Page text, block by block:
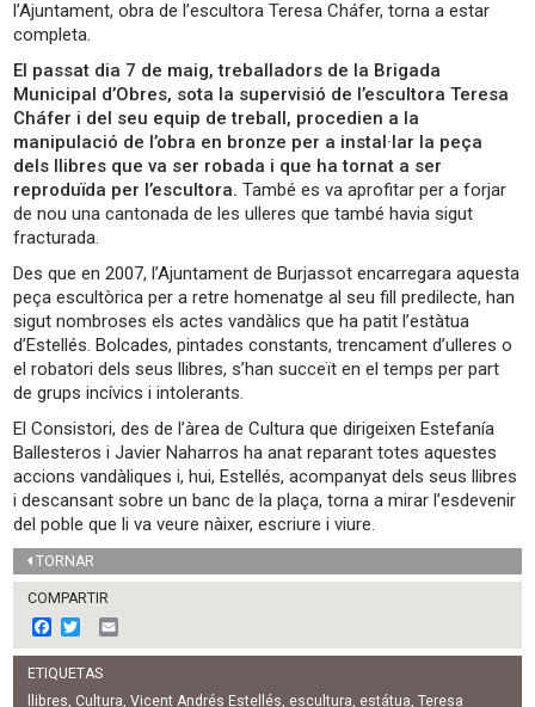
l’Ajuntament, obra de l’escultora Teresa Cháfer, torna a estar
completa.
El passat dia 7 de maig, treballadors de la Brigada
Municipal d’Obres, sota la supervisió de l’escultora Teresa
Cháfer i del seu equip de treball, procedien a la
manipulació de l’obra en bronze per a instal·lar la peça
dels llibres que va ser robada i que ha tornat a ser
reproduïda per l’escultora. També es va aprofitar per a forjar
de nou una cantonada de les ulleres que també havia sigut
fracturada.
Des que en 2007, l’Ajuntament de Burjassot encarregara aquesta
peça escultòrica per a retre homenatge al seu fill predilecte, han
sigut nombroses els actes vandàlics que ha patit l’estàtua
d’Estellés. Bolcades, pintades constants, trencament d’ulleres o
el robatori dels seus llibres, s’han succeït en el temps per part
de grups incívics i intolerants.
El Consistori, des de l’àrea de Cultura que dirigeixen Estefanía
Ballesteros i Javier Naharros ha anat reparant totes aquestes
accions vandàliques i, hui, Estellés, acompanyat dels seus llibres
i descansant sobre un banc de la plaça, torna a mirar l’esdevenir
del poble que li va veure nàixer, escriure i viure.
TORNAR
COMPARTIR
F
a
c
e
w
i
t
m
ETIQUETAS
llibres, Cultura,Vicent Andrés Estellés, escultura, estátua,Teresa